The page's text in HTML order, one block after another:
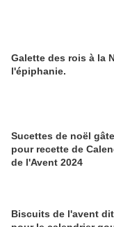
Galette des rois à la
l'épiphanie.
Sucettes de noël
pour recette de
de l'Avent 2024
Biscuits de l'avent